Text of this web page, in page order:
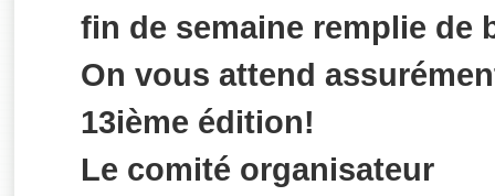
fin de semaine remplie de
On vous attend
13ième édition!
Le comité organisateur